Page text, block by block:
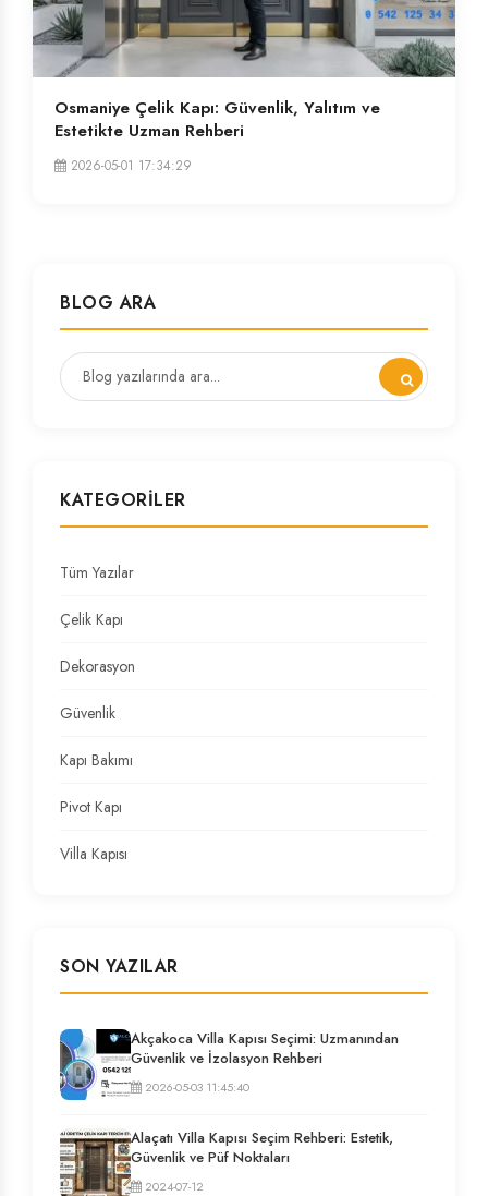
Osmaniye Çelik Kapı: Güvenlik, Yalıtım ve
Estetikte Uzman Rehberi
2026-05-01 17:34:29
BLOG ARA
KATEGORILER
Tüm Yazılar
Çelik Kapı
Dekorasyon
Güvenlik
Kapı Bakımı
Pivot Kapı
Villa Kapısı
SON YAZILAR
Akçakoca Villa Kapısı Seçimi: Uzmanından
Güvenlik ve İzolasyon Rehberi
2026-05-03 11:45:40
Alaçatı Villa Kapısı Seçim Rehberi: Estetik,
Güvenlik ve Püf Noktaları
2024-07-12